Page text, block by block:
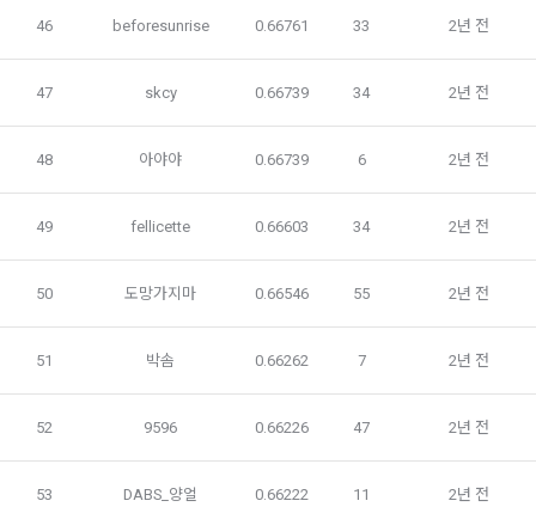
소셜 계정으로 로그인
시 보내시겠습니까?
데이콘 회원가입을 환영합니다. 메일 인증은 데이콘 회원가입
을 위한 필수 절차입니다. 아래 이메일을 인증하여 회원가입 절
수집할 수 있다.
3. “개인회원” 및 “인재회원”은 언제든지 원하는 경우에 서비스
에 제공한 개인정보의 수집과 이용에 대한 동의를 철회할 수 있
다. 다만 그 경우에는 일정 부분 서비스의 이용이 제한될 수 있
받을 수 있으며, 이러한 경우에는 정보통신망법에 따라 제휴사
에서 이용자에게 개인정보 제공 동의 등을 받은 후에 데이콘에
제공합니다.
6) 기기정보와 같은 생성정보는 PC웹, 모바일 웹/앱 이용 과정
4. 수집한 개인정보의 이용
데이콘 및 데이콘 관련 제반 서비스(모바일 웹/앱 포함)의 회원
회원 가입 의사의 확인, 이용자 및 법정대리인의 본인 확인, 이용
46 beforesunrise 0.66761 33 2년 전
47 skcy 0.66739 34 2년 전
48 아야야 0.66739 6 2년 전
49 fellicette 0.66603 34 2년 전
50 도망가지마 0.66546 55 2년 전
51 박솜 0.66262 7 2년 전
52 9596 0.66226 47 2년 전
53 DABS_양얼 0.66222 11 2년 전